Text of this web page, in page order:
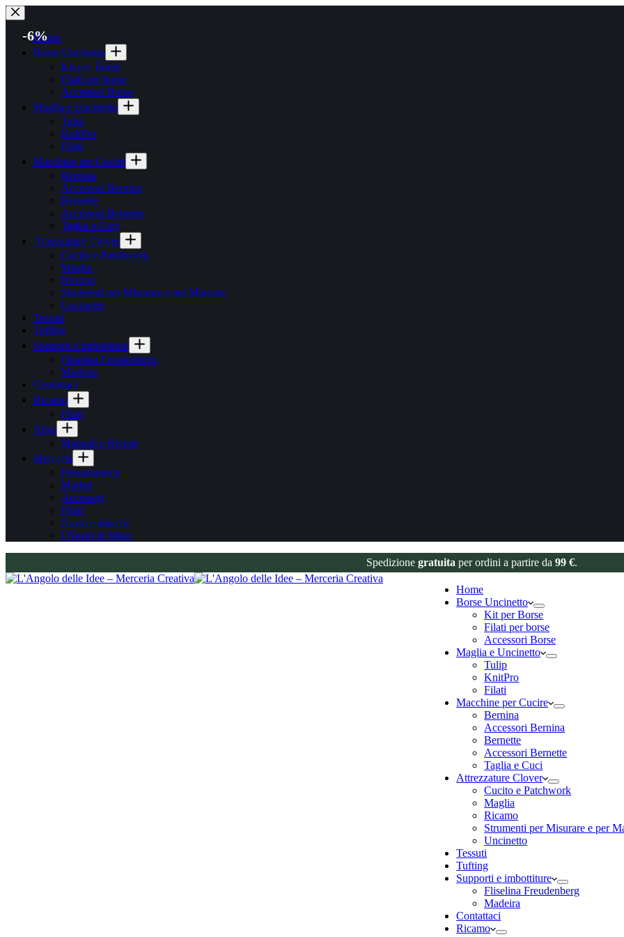
Salta
al
contenutoHome
Borse Uncinetto
Kit per Borse
Filati per borse
Accessori Borse
Maglia e Uncinetto
Tulip
KnitPro
Filati
Macchine per Cucire
Bernina
Accessori Bernina
Bernette
Accessori Bernette
Taglia e Cuci
Attrezzature Clover
Cucito e Patchwork
Maglia
Ricamo
Strumenti per Misurare e per Marcare
Uncinetto
Tessuti
Tufting
Supporti e imbottiture
Fliselina Freudenberg
Madeira
Contattaci
Ricamo
Filati
Altro
Manuali e Riviste
Merceria
Passamaneria
Marbet
Accessori
Filati
Nastri e sbiechi
I Nastri di Mirta
Spedizione gratuita per ordini a partire da 99 €.
Home
Borse Uncinetto
Kit per Borse
Filati per borse
Accessori Borse
Maglia e Uncinetto
Tulip
KnitPro
Filati
Macchine per Cucire
Bernina
Accessori Bernina
Bernette
Accessori Bernette
Taglia e Cuci
Attrezzature Clover
Cucito e Patchwork
Maglia
Ricamo
Strumenti per Misurare e per
Uncinetto
Tessuti
Tufting
Supporti e imbottiture
Fliselina Freudenberg
Madeira
Contattaci
Ricamo
-6%